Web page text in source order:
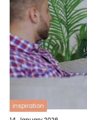
inspiration